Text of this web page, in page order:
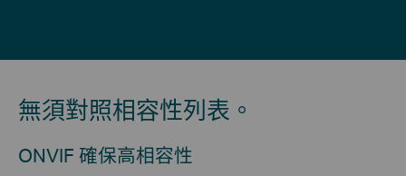
無須對照相容性列表。
ONVIF 確保高相容性